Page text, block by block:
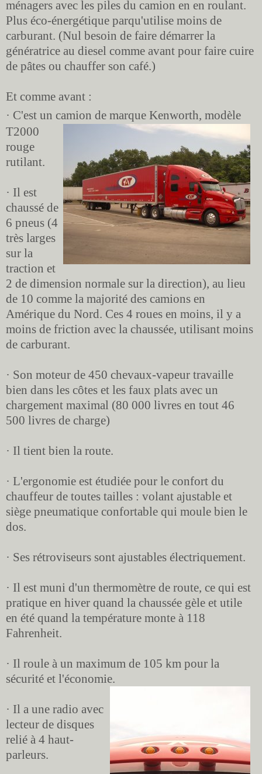
ménagers avec les piles du camion en en roulant.
Plus éco-énergétique parqu'utilise moins de
carburant. (Nul besoin de faire démarrer la
génératrice au diesel comme avant pour faire cuire
de pâtes ou chauffer son café.)
Et comme avant :
· C'est un camion de marque Kenworth, modèle
T2000
rouge
rutilant.
· Il est
chaussé de
6 pneus (4
très larges
sur la
traction et
2 de dimension normale sur la direction), au lieu
de 10 comme la majorité des camions en
Amérique du Nord. Ces 4 roues en moins, il y a
moins de friction avec la chaussée, utilisant moins
de carburant.
· Son moteur de 450 chevaux-vapeur travaille
bien dans les côtes et les faux plats avec un
chargement maximal (80 000 livres en tout 46
500 livres de charge)
· Il tient bien la route.
· L'ergonomie est étudiée pour le confort du
chauffeur de toutes tailles : volant ajustable et
siège pneumatique confortable qui moule bien le
dos.
· Ses rétroviseurs sont ajustables électriquement.
· Il est muni d'un thermomètre de route, ce qui est
pratique en hiver quand la chaussée gèle et utile
en été quand la température monte à 118
Fahrenheit.
· Il roule à un maximum de 105 km pour la
sécurité et l'économie.
· Il a une radio avec
lecteur de disques
relié à 4 haut-
parleurs.